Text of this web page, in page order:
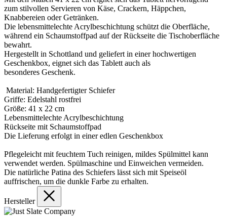
zum stilvollen Servieren von Käse, Crackern, Häppchen,
Knabbereien oder Getränken.
Die lebensmittelechte Acrylbeschichtung schützt die Oberfläche,
während ein Schaumstoffpad auf der Rückseite die Tischoberfläche
bewahrt.
Hergestellt in Schottland und geliefert in einer hochwertigen
Geschenkbox, eignet sich das Tablett auch als
besonderes Geschenk.
Material: Handgefertigter Schiefer
Griffe: Edelstahl rostfrei
Größe: 41 x 22 cm
Lebensmittelechte Acrylbeschichtung
Rückseite mit Schaumstoffpad
Die Lieferung erfolgt in einer edlen Geschenkbox
Pflegeleicht mit feuchtem Tuch reinigen, mildes Spülmittel kann
verwendet werden. Spülmaschine und Einweichen vermeiden.
Die natürliche Patina des Schiefers lässt sich mit Speiseöl
auffrischen, um die dunkle Farbe zu erhalten.
Hersteller